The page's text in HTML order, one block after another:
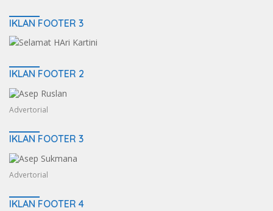
IKLAN FOOTER 3
IKLAN FOOTER 2
Advertorial
IKLAN FOOTER 3
Advertorial
IKLAN FOOTER 4